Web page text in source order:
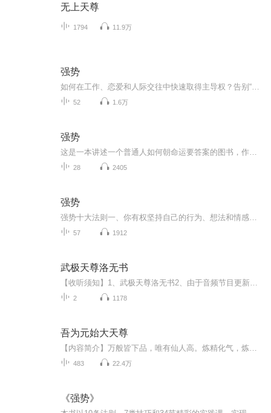
无上天尊
1794 11.9万
强势
52 1.6万
强势
28 2405
强势
57 1912
武极天尊洛无书
2 1178
吾为元始大天尊
483 22.4万
《强势》